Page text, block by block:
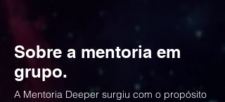
Sobre a mentoria em
grupo.
A Mentoria Deeper surgiu com o propósito